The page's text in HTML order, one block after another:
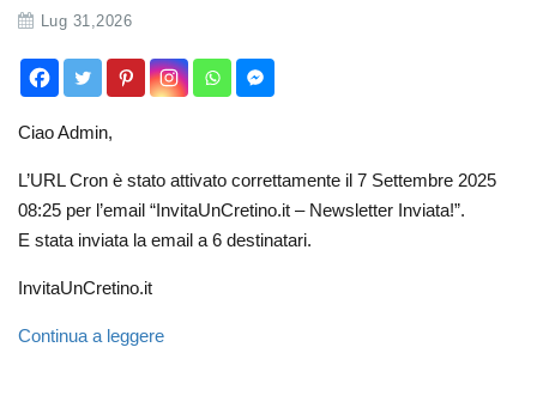
Lug 31,2026
Ciao Admin,
L’URL Cron è stato attivato correttamente il 7 Settembre 2025
08:25 per l’email “InvitaUnCretino.it – Newsletter Inviata!”.
E stata inviata la email a 6 destinatari.
InvitaUnCretino.it
Continua a leggere